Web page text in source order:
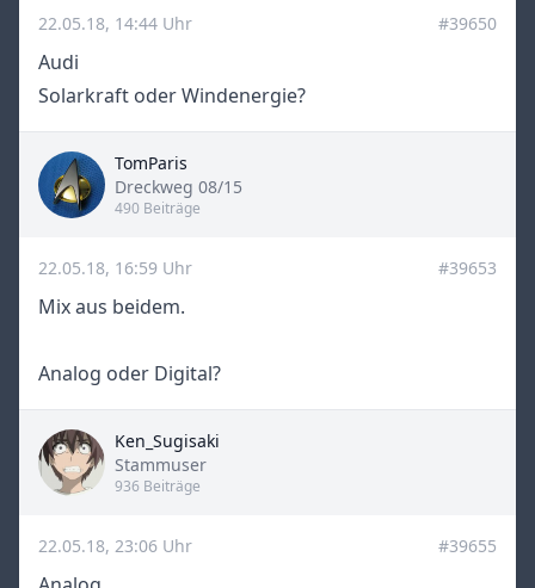
22.05.18, 14:44 Uhr #39650
Audi
Solarkraft oder Windenergie?
TomParis
Title
Dreckweg 08/15
490 Beiträge
22.05.18, 16:59 Uhr #39653
Mix aus beidem.
Analog oder Digital?
Ken_Sugisaki
Title
Stammuser
936 Beiträge
22.05.18, 23:06 Uhr #39655